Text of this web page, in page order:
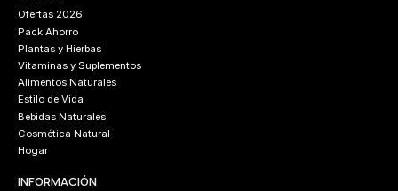
Ofertas 2026
Pack Ahorro
Plantas y Hierbas
Vitaminas y Suplementos
Alimentos Naturales
Estilo de Vida
Bebidas Naturales
Cosmética Natural
Hogar
INFORMACIÓN